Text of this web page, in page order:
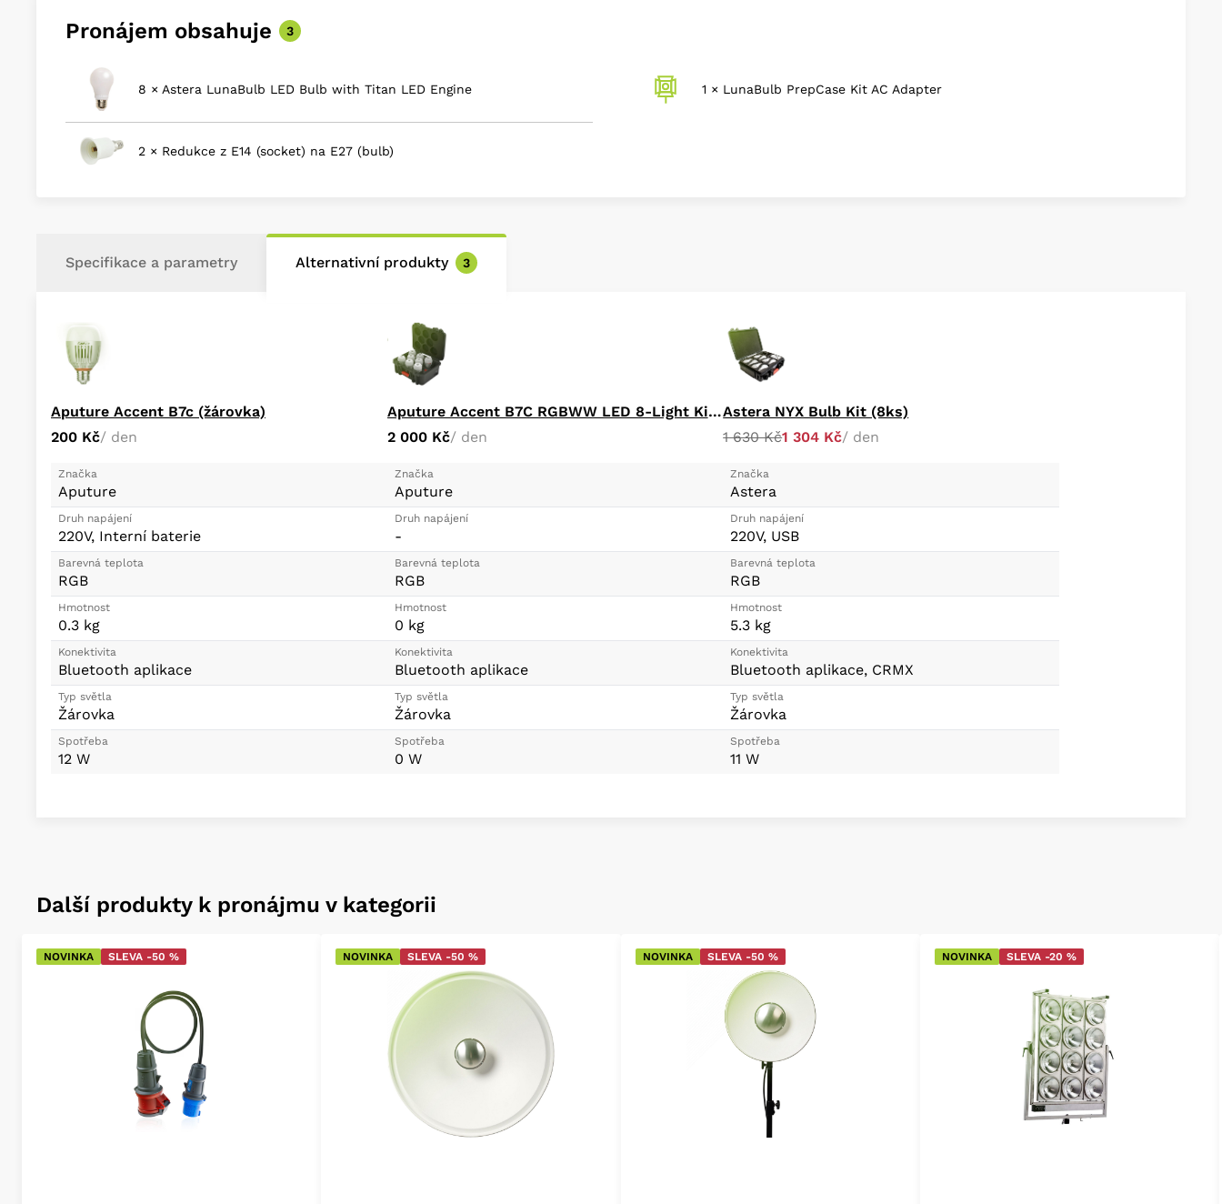
Convertible Bulb Shape Design
Passive Cooling, Flicker-Free Dimming
Pronájem obsahuje 3
8 × Astera LunaBulb LED Bulb with Titan LED Engine 1 × LunaBulb PrepCase Kit AC Adapter
2 × Redukce z E14 (socket) na E27 (bulb)
Specifikace a parametry Alternativní produkty 3
Aputure Accent B7c (žárovka)
200 Kč/ den
Značka
Aputure
Druh napájení
220V, Interní baterie
Barevná teplota
RGB
Hmotnost
0.3 kg
Konektivita
Bluetooth aplikace
Typ světla
Žárovka
Spotřeba
12 W
Aputure Accent B7C RGBWW LED 8-Light Kit + Charging Case
2 000 Kč/ den
Značka
Aputure
Druh napájení
-
Barevná teplota
RGB
Hmotnost
0 kg
Konektivita
Bluetooth aplikace
Typ světla
Žárovka
Spotřeba
0 W
Astera NYX Bulb Kit (8ks)
1 630 Kč1 304 Kč/ den
Značka
Astera
Druh napájení
220V, USB
Barevná teplota
RGB
Hmotnost
5.3 kg
Konektivita
Bluetooth aplikace, CRMX
Typ světla
Žárovka
Spotřeba
11 W
Další produkty k pronájmu v kategorii
NOVINKA SLEVA -50 % NOVINKA SLEVA -50 % NOVINKA SLEVA -50 % NOVINKA SLEVA -20 %